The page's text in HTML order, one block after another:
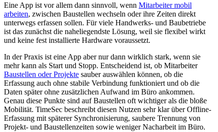
Eine App ist vor allem dann sinnvoll, wenn Mitarbeiter mobil
arbeiten, zwischen Baustellen wechseln oder ihre Zeiten direkt
unterwegs erfassen sollen. Für viele Handwerks- und Baubetriebe
ist das zunächst die naheliegendste Lösung, weil sie flexibel wirkt
und keine fest installierte Hardware voraussetzt.
In der Praxis ist eine App aber nur dann wirklich stark, wenn sie
mehr kann als Start und Stopp. Entscheidend ist, ob Mitarbeiter
Baustellen oder Projekte sauber auswählen können, ob die
Erfassung auch ohne stabile Verbindung funktioniert und ob die
Daten später ohne zusätzlichen Aufwand im Büro ankommen.
Genau diese Punkte sind auf Baustellen oft wichtiger als die bloße
Mobilität. TimeSec beschreibt diesen Nutzen sehr klar über Offline-
Erfassung mit späterer Synchronisierung, saubere Trennung von
Projekt- und Baustellenzeiten sowie weniger Nacharbeit im Büro.